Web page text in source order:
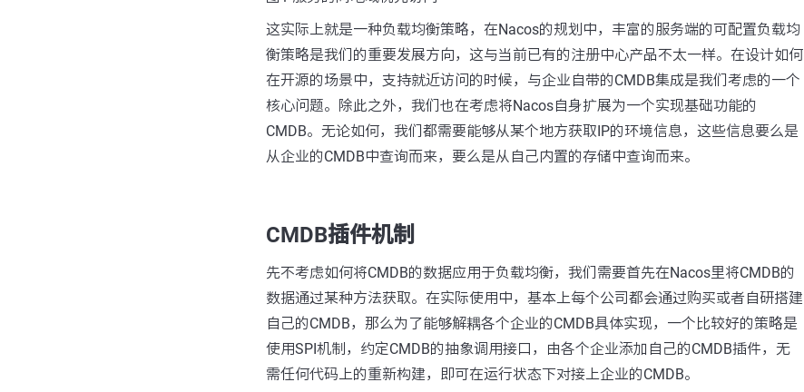
这实际上就是一种负载均衡策略，在Nacos的规划中，丰富的服务端的可配置负载均
衡策略是我们的重要发展方向，这与当前已有的注册中心产品不太一样。在设计如何
在开源的场景中，支持就近访问的时候，与企业自带的CMDB集成是我们考虑的一个
核心问题。除此之外，我们也在考虑将Nacos自身扩展为一个实现基础功能的
CMDB。无论如何，我们都需要能够从某个地方获取IP的环境信息，这些信息要么是
从企业的CMDB中查询而来，要么是从自己内置的存储中查询而来。
CMDB插件机制
先不考虑如何将CMDB的数据应用于负载均衡，我们需要首先在Nacos里将CMDB的
数据通过某种方法获取。在实际使用中，基本上每个公司都会通过购买或者自研搭建
自己的CMDB，那么为了能够解耦各个企业的CMDB具体实现，一个比较好的策略是
使用SPI机制，约定CMDB的抽象调用接口，由各个企业添加自己的CMDB插件，无
需任何代码上的重新构建，即可在运行状态下对接上企业的CMDB。